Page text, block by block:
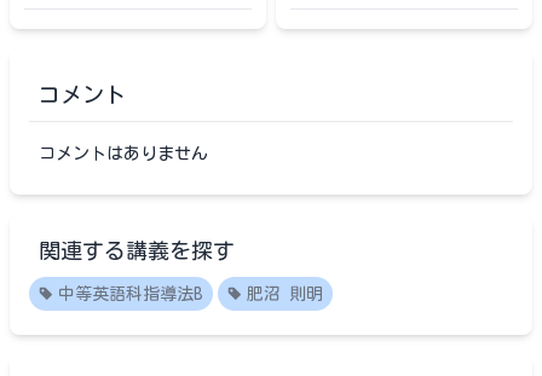
コメント
コメントはありません
関連する講義を探す
中等英語科指導法B 肥沼 則明